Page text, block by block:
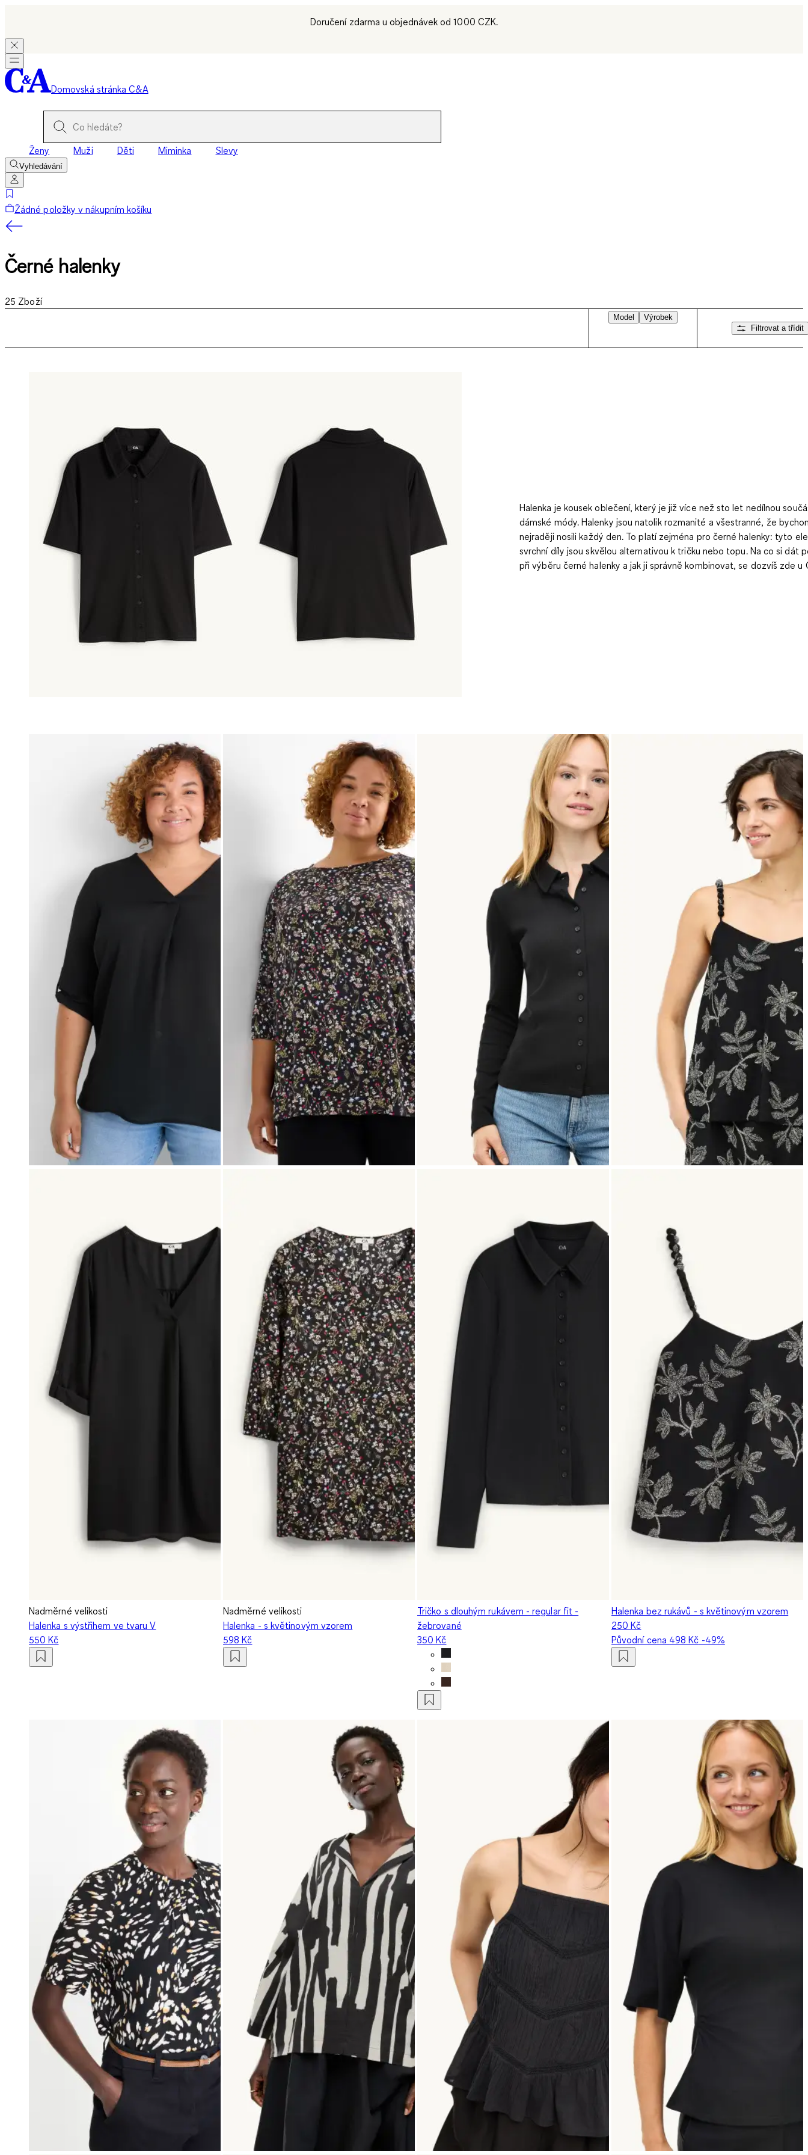
Doručení zdarma u objednávek od 1000 CZK.
Domovská stránka C&A
Ženy Muži Děti Miminka Slevy
Vyhledávání
Žádné položky v nákupním košíku
Černé halenky
25 Zboží
Model
Výrobek
Filtrovat a třídit
Halenka je kousek oblečení, který je již více než sto let nedílnou
dámské módy. Halenky jsou natolik rozmanité a všestranné, že
nejraději nosili každý den. To platí zejména pro černé halenky: tyto
svrchní díly jsou skvělou alternativou k tričku nebo topu. Na co si dát
při výběru černé halenky a jak ji správně kombinovat, se dozvíš zde u
Nadměrné velikosti
Halenka s výstřihem ve tvaru V
550 Kč
Nadměrné velikosti
Halenka - s květinovým vzorem
598 Kč
Tričko s dlouhým rukávem - regular fit -
žebrované
350 Kč
Halenka bez rukávů - s květinovým vzorem
250 Kč
Původní cena 498 Kč -49%